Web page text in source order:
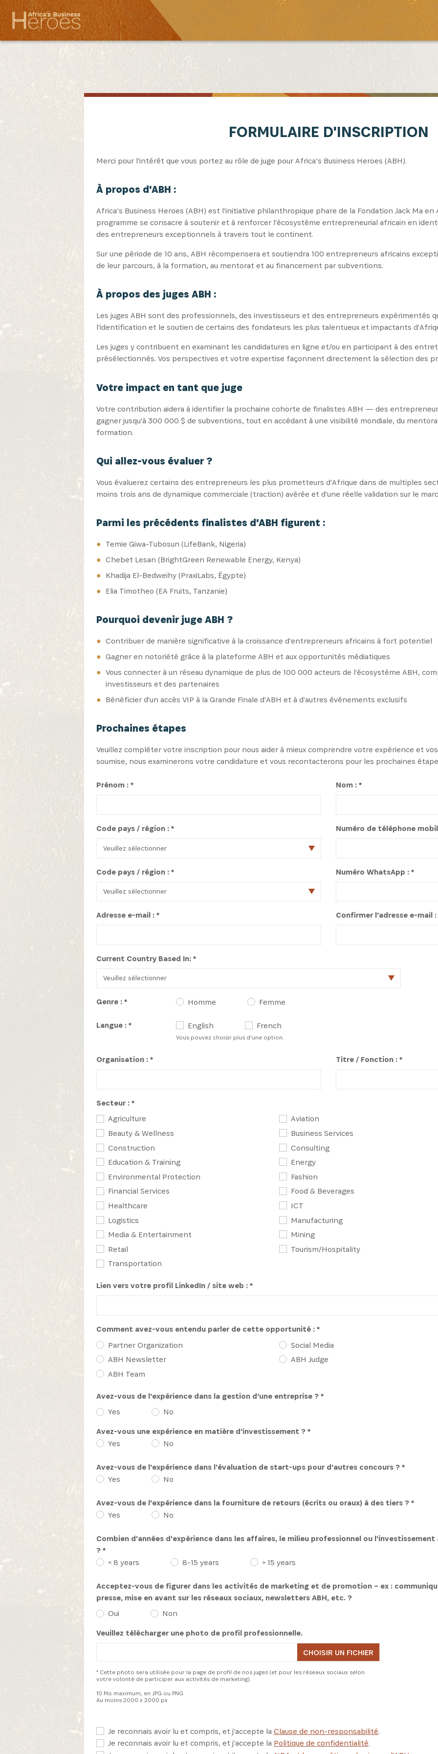
Recevez les dernières informations sur l'Africa Netpreneur Prize
S'INSCRIRE
FORMULAIRE D'INSCRIPTION
Merci pour l'intérêt que vous portez au rôle de juge pour Africa’s Business Heroes (ABH).
À propos d'ABH :
Africa’s Business Heroes (ABH) est l'initiative philanthropique phare de la Fondation Jack Ma en
programme se consacre à soutenir et à renforcer l'écosystème entrepreneurial africain en
des entrepreneurs exceptionnels à travers tout le continent.
Sur une période de 10 ans, ABH récompensera et soutiendra 100 entrepreneurs africains
de leur parcours, à la formation, au mentorat et au financement par subventions.
À propos des juges ABH :
Les juges ABH sont des professionnels, des investisseurs et des entrepreneurs expérimentés
l'identification et le soutien de certains des fondateurs les plus talentueux et impactants
Les juges y contribuent en examinant les candidatures en ligne et/ou en participant à des
présélectionnés. Vos perspectives et votre expertise façonnent directement la sélection des
Votre impact en tant que juge
Votre contribution aidera à identifier la prochaine cohorte de finalistes ABH — des
gagner jusqu'à 300 000 $ de subventions, tout en accédant à une visibilité mondiale, du
formation.
Qui allez-vous évaluer ?
Vous évaluerez certains des entrepreneurs les plus prometteurs d'Afrique dans de multiples
moins trois ans de dynamique commerciale (traction) avérée et d'une réelle validation sur le
Parmi les précédents finalistes d'ABH figurent :
Temie Giwa-Tubosun (LifeBank, Nigeria)
Chebet Lesan (BrightGreen Renewable Energy, Kenya)
Khadija El-Bedweihy (PraxiLabs, Égypte)
Elia Timotheo (EA Fruits, Tanzanie)
Pourquoi devenir juge ABH ?
Contribuer de manière significative à la croissance d'entrepreneurs africains à fort potentiel
Gagner en notoriété grâce à la plateforme ABH et aux opportunités médiatiques
Vous connecter à un réseau dynamique de plus de 100 000 acteurs de l'écosystème ABH,
investisseurs et des partenaires
Bénéficier d'un accès VIP à la Grande Finale d'ABH et à d'autres événements exclusifs
Prochaines étapes
Veuillez compléter votre inscription pour nous aider à mieux comprendre votre expérience et
soumise, nous examinerons votre candidature et vous recontacterons pour les prochaines
Prénom : * Nom : *
Code pays / région : * Numéro de téléphone
Code pays / région : * Numéro WhatsApp : *
Adresse e-mail : * Confirmer l'adresse e-mail :
Current Country Based In: *
Genre : * Homme Femme
Langue : * English French
Vous pouvez choisir plus d'une option.
Organisation : * Titre / Fonction : *
Secteur : *
Agriculture
Aviation
Beauty & Wellness
Business Services
Construction
Consulting
Education & Training
Energy
Environmental Protection
Fashion
Financial Services
Food & Beverages
Healthcare
ICT
Logistics
Manufacturing
Media & Entertainment
Mining
Retail
Tourism/Hospitality
Transportation
Lien vers votre profil LinkedIn / site web : *
Comment avez-vous entendu parler de cette opportunité : *
Partner Organization
Social Media
ABH Newsletter
ABH Judge
ABH Team
Avez-vous de l'expérience dans la gestion d'une entreprise ? *
Yes
No
Avez-vous une expérience en matière d'investissement ? *
Yes
No
Avez-vous de l'expérience dans l'évaluation de start-ups pour d'autres concours ? *
Yes
No
Avez-vous de l'expérience dans la fourniture de retours (écrits ou oraux) à des tiers ? *
Yes
No
Combien d'années d'expérience dans les affaires, le milieu professionnel ou l'investissement
? *
< 8 years
8-15 years > 15 years
Acceptez-vous de figurer dans les activités de marketing et de promotion – ex :
presse, mise en avant sur les réseaux sociaux, newsletters ABH, etc. ?
Oui
Non
Veuillez télécharger une photo de profil professionnelle.
* Cette photo sera utilisée pour la page de profil de nos juges (et pour les réseaux sociaux selon
votre volonté de participer aux activités de marketing).
10 Mo maximum, en JPG ou PNG
Au moins 2000 x 2000 px
Je reconnais avoir lu et compris, et j'accepte la Clause de non-responsabilité.
Je reconnais avoir lu et compris, et j'accepte la Politique de confidentialité.